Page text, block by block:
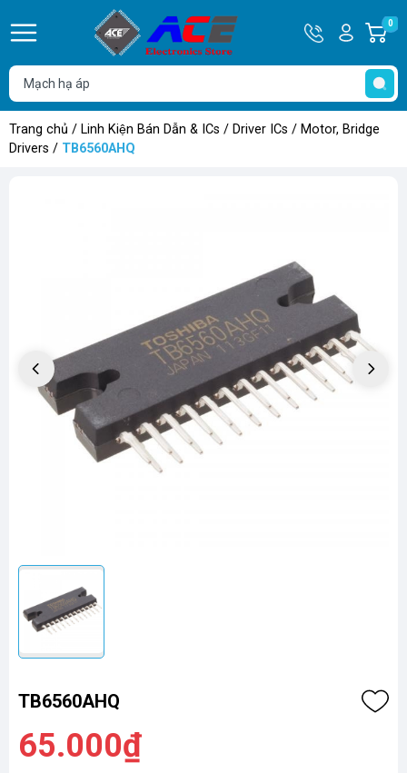
Hotline
0932
762514
Tài
khoản
Hello,
Khách
0
Trang chủ / Linh Kiện Bán Dẫn & ICs / Driver ICs / Motor, Bridge
Drivers / TB6560AHQ
TB6560AHQ
65.000₫